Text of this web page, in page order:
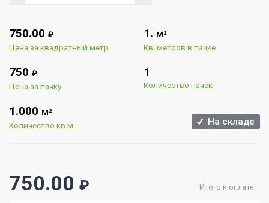
750.00 ₽
Цена за квадратный метр
1. М²
Кв. метров в пачке
750 ₽
Цена за пачку
1
Количество пачек
1.000 М²
Количество кв.м. На складе
Итого к оплате
750.00 ₽